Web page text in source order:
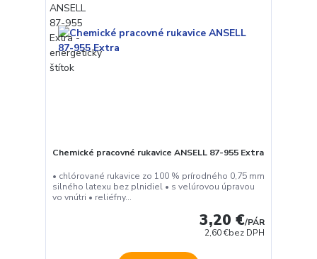
Chemické pracovné rukavice ANSELL 87-955 Extra
• chlórované rukavice zo 100 % prírodného 0,75 mm
silného latexu bez plnidiel • s velúrovou úpravou
vo vnútri • reliéfny...
3,20 €/PÁR
2,60 €bez DPH